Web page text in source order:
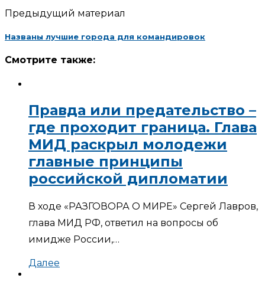
Предыдущий материал
Названы лучшие города для командировок
Смотрите также:
Правда или предательство –
где проходит граница. Глава
МИД раскрыл молодежи
главные принципы
российской дипломатии
В ходе «РАЗГОВОРА О МИРЕ» Сергей Лавров,
глава МИД РФ, ответил на вопросы об
имидже России,…
Далее